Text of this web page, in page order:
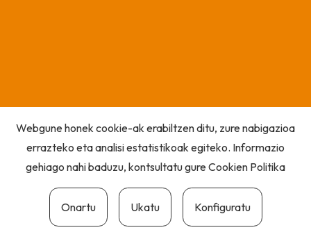
Webgune honek cookie-ak erabiltzen ditu, zure nabigazioa
errazteko eta analisi estatistikoak egiteko. Informazio
gehiago nahi baduzu, kontsultatu gureCookien Politika
Onartu Ukatu Konfiguratu